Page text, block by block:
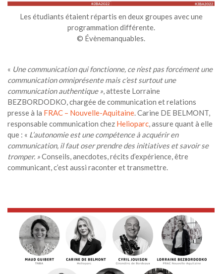
Les étudiants étaient répartis en deux groupes avec une
programmation différente.
© Évènemanquables.
« Une communication qui fonctionne, ce n’est pas forcément une
communication omniprésente mais c’est surtout une
communication authentique », atteste Lorraine
BEZBORDODKO, chargée de communication et relations
presse à la FRAC – Nouvelle-Aquitaine. Carine DE BELMONT,
responsable communication chez Helioparc, assure quant à elle
que : « L’autonomie est une compétence à acquérir en
communication, il faut oser prendre des initiatives et savoir se
tromper. »Conseils, anecdotes, récits d’expérience, être
communicant, c’est aussi raconter et transmettre.